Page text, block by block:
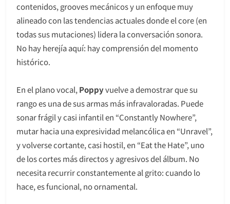
contenidos, grooves mecánicos y un enfoque muy
alineado con las tendencias actuales donde el core (en
todas sus mutaciones) lidera la conversación sonora.
No hay herejía aquí: hay comprensión del momento
histórico.
En el plano vocal, Poppyvuelve a demostrar que su
rango es una de sus armas más infravaloradas. Puede
sonar frágil y casi infantil en “Constantly Nowhere”,
mutar hacia una expresividad melancólica en “Unravel”,
y volverse cortante, casi hostil, en “Eat the Hate”, uno
de los cortes más directos y agresivos del álbum. No
necesita recurrir constantemente al grito: cuando lo
hace, es funcional, no ornamental.